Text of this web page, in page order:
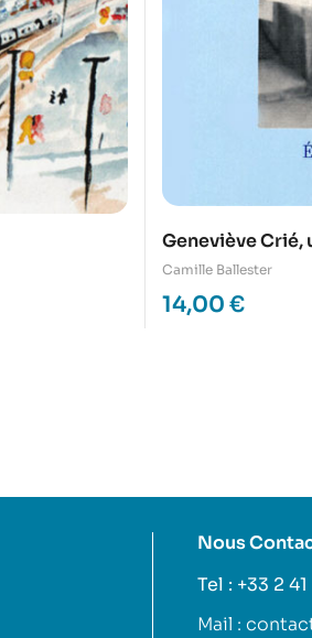
Geneviève Crié,
Résistance
Camille Ballester
14,00 €
Nous
Tel : +33 2
Mail :